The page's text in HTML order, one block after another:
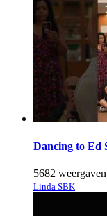
Dancing to Ed
5682 weergaven
Linda SBK